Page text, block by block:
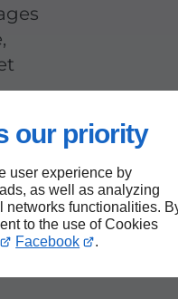
our priority
user experience by
as well as analyzing
networks functionalities.
to the use of Cookies
Facebook .